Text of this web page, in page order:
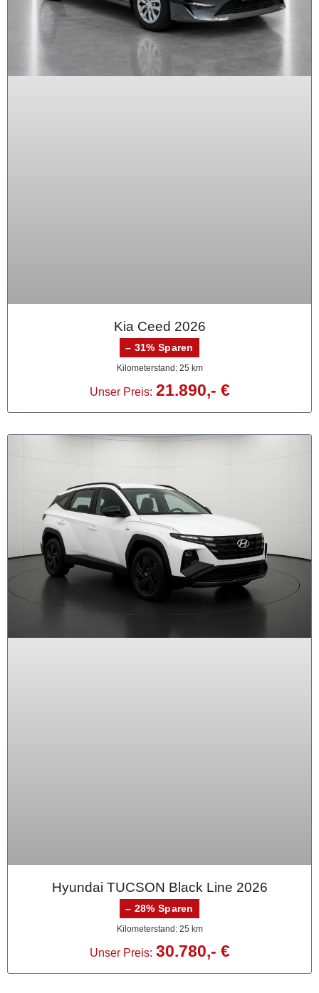
Kia Ceed 2026
– 31% Sparen
Kilometerstand: 25 km
Unser Preis: 21.890,- €
Hyundai TUCSON Black Line 2026
– 28% Sparen
Kilometerstand: 25 km
Unser Preis: 30.780,- €